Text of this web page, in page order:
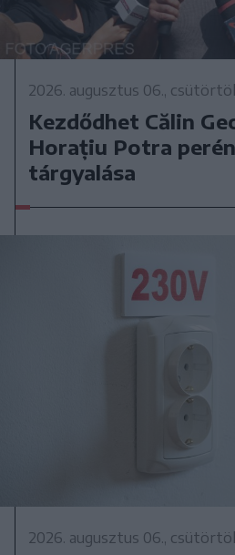
2026. augusztus 06.,
Kezdődhet Călin
Horațiu Potra
tárgyalása
2026. augusztus 06.,